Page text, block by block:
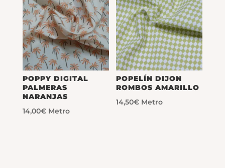
POPPY DIGITAL
PALMERAS
NARANJAS
14,00€ Metro
POPELÍN DIJON
ROMBOS AMARILLO
14,50€ Metro